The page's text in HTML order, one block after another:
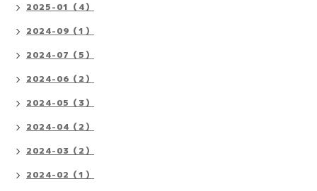
2025-01（4）
2024-09（1）
2024-07（5）
2024-06（2）
2024-05（3）
2024-04（2）
2024-03（2）
2024-02（1）